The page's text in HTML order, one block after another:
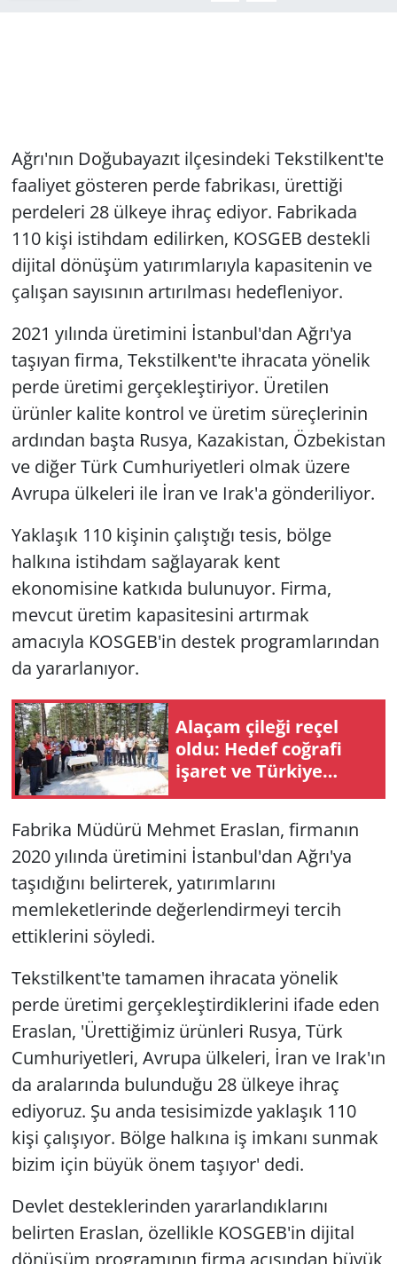
Ağrı'nın Doğubayazıt ilçesindeki Tekstilkent'te
faaliyet gösteren perde fabrikası, ürettiği
perdeleri 28 ülkeye ihraç ediyor. Fabrikada
110 kişi istihdam edilirken, KOSGEB destekli
dijital dönüşüm yatırımlarıyla kapasitenin ve
çalışan sayısının artırılması hedefleniyor.
2021 yılında üretimini İstanbul'dan Ağrı'ya
taşıyan firma, Tekstilkent'te ihracata yönelik
perde üretimi gerçekleştiriyor. Üretilen
ürünler kalite kontrol ve üretim süreçlerinin
ardından başta Rusya, Kazakistan, Özbekistan
ve diğer Türk Cumhuriyetleri olmak üzere
Avrupa ülkeleri ile İran ve Irak'a gönderiliyor.
Yaklaşık 110 kişinin çalıştığı tesis, bölge
halkına istihdam sağlayarak kent
ekonomisine katkıda bulunuyor. Firma,
mevcut üretim kapasitesini artırmak
amacıyla KOSGEB'in destek programlarından
da yararlanıyor.
Alaçam çileği reçel
oldu: Hedef coğrafi
işaret ve Türkiye
pazarı
Fabrika Müdürü Mehmet Eraslan, firmanın
2020 yılında üretimini İstanbul'dan Ağrı'ya
taşıdığını belirterek, yatırımlarını
memleketlerinde değerlendirmeyi tercih
ettiklerini söyledi.
Tekstilkent'te tamamen ihracata yönelik
perde üretimi gerçekleştirdiklerini ifade eden
Eraslan, 'Ürettiğimiz ürünleri Rusya, Türk
Cumhuriyetleri, Avrupa ülkeleri, İran ve Irak'ın
da aralarında bulunduğu 28 ülkeye ihraç
ediyoruz. Şu anda tesisimizde yaklaşık 110
kişi çalışıyor. Bölge halkına iş imkanı sunmak
bizim için büyük önem taşıyor' dedi.
Devlet desteklerinden yararlandıklarını
belirten Eraslan, özellikle KOSGEB'in dijital
dönüşüm programının firma açısından büyük